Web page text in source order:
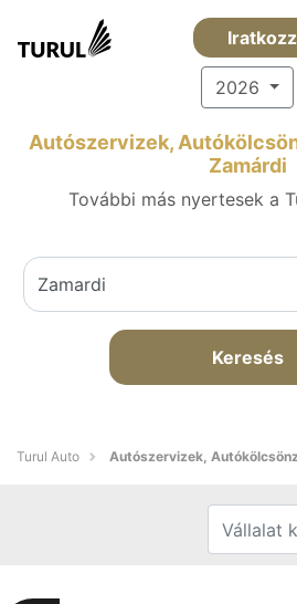
2026
Autószervizek,
Zamárdi
További más nyertesek a
Keresés
Turul Auto Autószervizek,